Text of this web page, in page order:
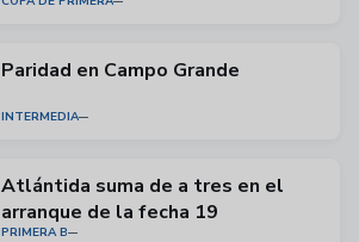
Paridad en Campo Grande
INTERMEDIA
Atlántida suma de a tres en el
arranque de la fecha 19
PRIMERA B